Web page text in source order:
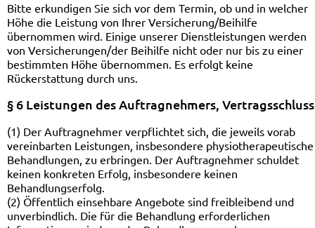
Bitte erkundigen Sie sich vor dem Termin, ob und in welcher
Höhe die Leistung von Ihrer Versicherung/Beihilfe
übernommen wird. Einige unserer Dienstleistungen werden
von Versicherungen/der Beihilfe nicht oder nur bis zu einer
bestimmten Höhe übernommen. Es erfolgt keine
Rückerstattung durch uns.
§ 6 Leistungen des Auftragnehmers, Vertragsschluss
(1) Der Auftragnehmer verpflichtet sich, die jeweils vorab
vereinbarten Leistungen, insbesondere physiotherapeutische
Behandlungen, zu erbringen. Der Auftragnehmer schuldet
keinen konkreten Erfolg, insbesondere keinen
Behandlungserfolg.
(2) Öffentlich einsehbare Angebote sind freibleibend und
unverbindlich. Die für die Behandlung erforderlichen